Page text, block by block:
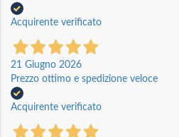
Acquirente verificato
21 Giugno 2026
Prezzo ottimo e spedizione veloce
Acquirente verificato